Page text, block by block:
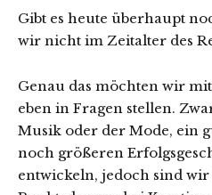
Gibt es heute überhaupt
wir nicht im Zeitalter des
Genau das möchten wir
eben in Fragen stellen.
Musik oder der Mode, ein
noch größeren
entwickeln, jedoch sind